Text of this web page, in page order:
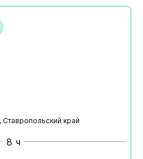
край
8 ч